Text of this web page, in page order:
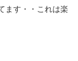
ます・・これは楽